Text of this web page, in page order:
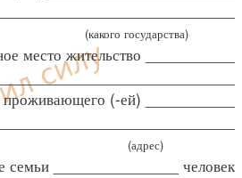
(какого государства)
место жительство __________
(-ей) __________
(адрес)
семьи ______________ человек